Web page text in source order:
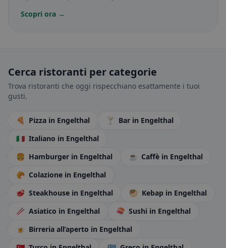
Scopri ora →
Cerca ristoranti per categorie
Trova ristoranti che oggi rispecchiano esattamente i tuoi
gusti.
🍕 Pizza in Engelthal 🍸 Bar in Engelthal
🇮🇹 Italiano in Engelthal
🍔 Hamburger in Engelthal ☕ Caffè in Engelthal
🥐 Colazione in Engelthal
🥩 Steakhouse in Engelthal 🥙 Kebap in Engelthal
🥢 Asiatico in Engelthal 🍣 Sushi in Engelthal
🍺 Birreria all’aperto in Engelthal